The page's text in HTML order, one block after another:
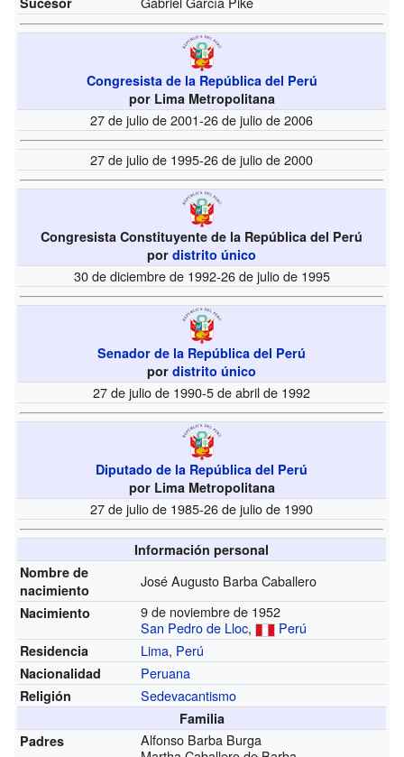
Congresista de la República del Perú
por Lima Metropolitana
27 de julio de 2001-26 de julio de 2006
27 de julio de 1995-26 de julio de 2000
Congresista Constituyente de la República del Perú
pordistrito único
30 de diciembre de 1992-26 de julio de 1995
Senador de la República del Perú
pordistrito único
27 de julio de 1990-5 de abril de 1992
Diputado de la República del Perú
por Lima Metropolitana
27 de julio de 1985-26 de julio de 1990
Información personal
Nombre de
nacimiento
José Augusto Barba Caballero
Nacimiento
9 de noviembre de 1952
San Pedro de Lloc, Perú
Residencia Lima, Perú
Nacionalidad Peruana
Religión Sedevacantismo
Familia
Padres
Alfonso Barba Burga